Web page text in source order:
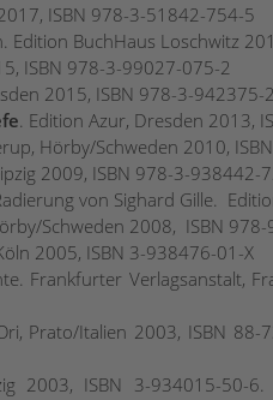
2017, ISBN 978-3-51842-754-5
Edition BuchHaus Loschwitz
ISBN 978-3-99027-075-2
2015, ISBN 978-3-942375-
. Edition Azur, Dresden 2013,
Hörby/Schweden 2010,
2009, ISBN 978-3-938442-
von Sighard Gille.
Schweden 2008, ISBN
2005, ISBN 3-938476-01-X
Frankfurter Verlagsanstalt,
Ori, Prato/Italien 2003, ISBN
2003, ISBN 3-934015-50-